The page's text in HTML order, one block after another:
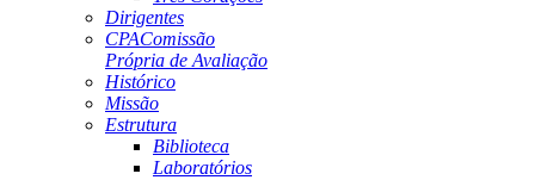
Dirigentes
CPAComissão
Própria de Avaliação
Histórico
Missão
Estrutura
Biblioteca
Laboratórios